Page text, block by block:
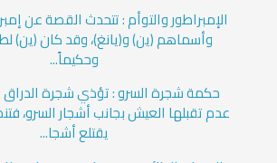
الإمبراطور والتوأم : تتحدث القصة عن
وأسماهم (ين) و(يانغ)، وقد كان (ين)
وحكيماً...
حكمة شجرة السرو : تؤذي شجرة
عدم تقبلها العيش بجانب أشجار السرو،
يقتلع أشجا...